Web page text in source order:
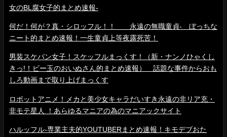
女のBL腐女子的まとめ速報-
何だ！何が？真・シロッフル！！ 永遠の無職童貞- ぼっちな
ニート的まとめ速報！一生童貞上等夜露死苦！
男装スケバン女子！スケッフルまっくす！（新・ナンノひゃくし
きっ!！ビー玉のおいぬさん的まとめ速報） 話題な事件からおも
しろ動画まで取り上げまっくす
ロボットアニメ！メカと美少女キャラだいすき永遠の非リア充・
非モテ星人 ！あらゆるマニアの為のマニアックサイト
ハルッフル-専業主夫的YOUTUBERまとめ速報！キモデブおた